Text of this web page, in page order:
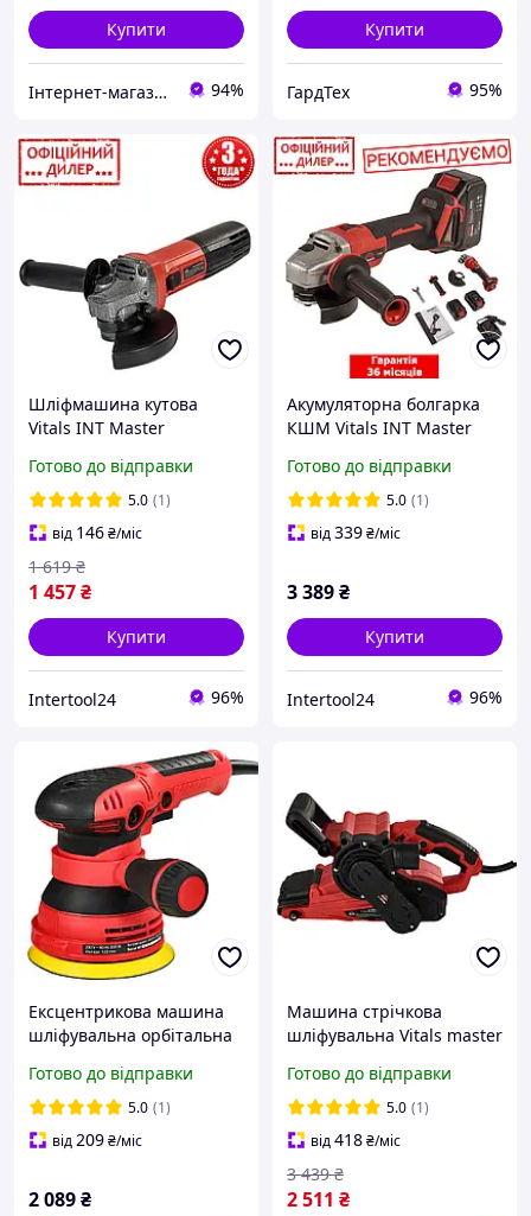
Купити
Інтернет-магазин будівельних інструментів та садової техніки VolynTools 94%
Купити
ГардТех 95%
Шліфмашина кутова
Vitals INT Master
Мережева болгарка 125
для дому
Готово до відправки
5.0 (1)
від 146₴/міс
1 457₴
1 619 ₴
Купити
Intertool24 96%
Акумуляторна болгарка
КШМ Vitals INT Master
А·год, 125 мм, безщіткова)
Шліфмашина
Готово до відправки
5.0 (1)
від339₴/міс
3 389₴
Купити
Intertool24 96%
Ексцентрикова машина
шліфувальна орбітальна
Готово до відправки
5.0 (1)
від209₴/міс
2 089₴
Машина стрічкова
шліфувальна Vitals master
Готово до відправки
5.0 (1)
від418₴/міс
2 511 ₴
3 439 ₴